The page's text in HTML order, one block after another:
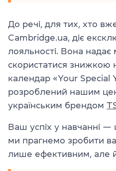
До речі, для тих, хто
Cambridge.ua, діє
лояльності. Вона надає
скористатися знижкою
календар «Your Special
розроблений нашим
українським брендом
Ваш успіх у навчанні —
ми прагнемо зробити
лише ефективним, але